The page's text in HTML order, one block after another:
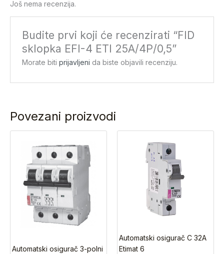
Još nema recenzija.
Budite prvi koji će recenzirati “FID
sklopka EFI-4 ETI 25A/4P/0,5”
Morate bitiprijavljeni da biste objavili recenziju.
Povezani proizvodi
Automatski osigurač 3-polni
Automatski osigurač C 32A
Etimat 6